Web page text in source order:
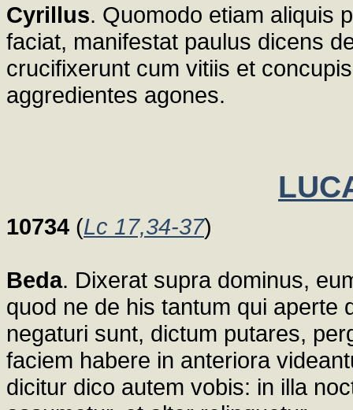
Cyrillus. Quomodo etiam aliquis
faciat, manifestat paulus dicens
crucifixerunt cum vitiis et
aggredientes agones.
10734 (Lc 17,34-37)
Beda. Dixerat supra dominus,
quod ne de his tantum qui aperte
negaturi sunt, dictum putares,
faciem habere in anteriora
dicitur dico autem vobis: in illa